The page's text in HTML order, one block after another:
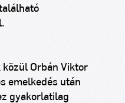
Orbán Viktor
emelkedés után
gyakorlatilag